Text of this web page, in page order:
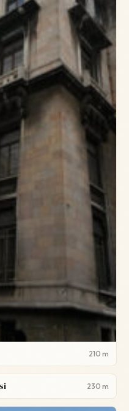
210 m
230 m